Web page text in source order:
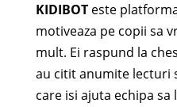
KIDIBOTeste
motiveaza pe copii sa
mult. Ei raspund la
au citit anumite lecturi
care isi ajuta echipa